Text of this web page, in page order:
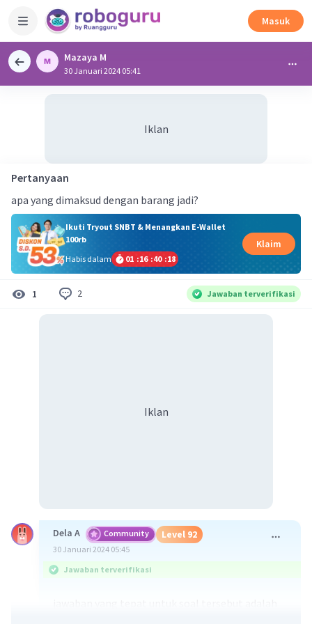
Masuk
Mazaya M
30 Januari 2024 05:41
Iklan
Pertanyaan
apa yang dimaksud dengan barang jadi?
Ikuti Tryout SNBT & Menangkan E-Wallet
100rb
Habis dalam
01 :16 :40 :18
Klaim
1 2 Jawaban terverifikasi
Iklan
Dela A Community Level 92
30 Januari 2024 05:45
Jawaban terverifikasi